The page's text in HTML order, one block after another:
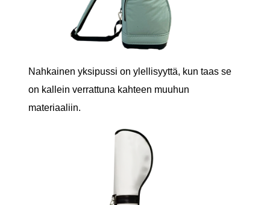
Nahkainen yksipussi on ylellisyyttä, kun taas se
on kallein verrattuna kahteen muuhun
materiaaliin.